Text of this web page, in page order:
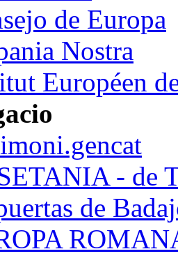
de Europa
Nostra
Européen
- de
de